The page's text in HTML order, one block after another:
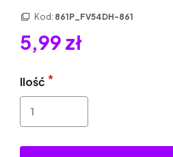
Kod: 861P_FV54DH-861
5,99 zł
Ilość